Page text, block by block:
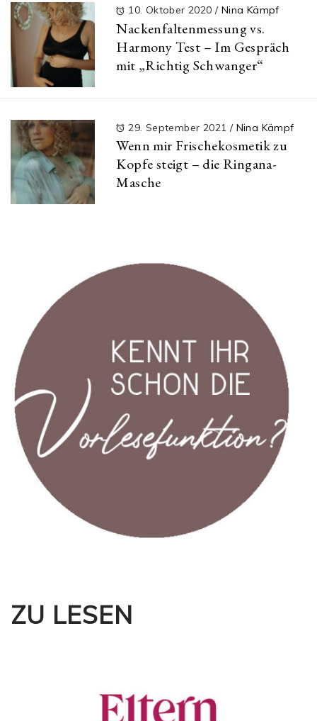
10. Oktober 2020 / Nina Kämpf
Nackenfaltenmessung vs.
Harmony Test – Im Gespräch
mit „Richtig Schwanger“
29. September 2021 / Nina Kämpf
Wenn mir Frischekosmetik zu
Kopfe steigt – die Ringana-
Masche
ZU LESEN